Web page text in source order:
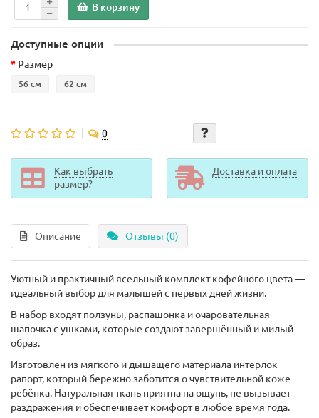
В корзину
Доступные опции
Размер
56 см 62 см
0
Как выбрать
размер?
Доставка и оплата
Описание Отзывы (0)
Уютный и практичный ясельный комплект кофейного цвета —
идеальный выбор для малышей с первых дней жизни.
В набор входят ползуны, распашонка и очаровательная
шапочка с ушками, которые создают завершённый и милый
образ.
Изготовлен из мягкого и дышащего материала интерлок
рапорт, который бережно заботится о чувствительной коже
ребёнка. Натуральная ткань приятна на ощупь, не вызывает
раздражения и обеспечивает комфорт в любое время года.